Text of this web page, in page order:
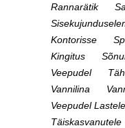
Rannarätik
Kontorisse
Kingitus
Veepudel
Vannilina
Veepudel Lastele
Täiskasvanutele